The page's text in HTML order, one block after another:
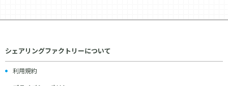
シェアリングファクトリーについて
利用規約